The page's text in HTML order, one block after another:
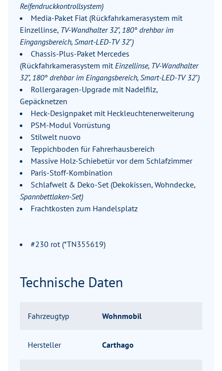
Reifendruckkontrollsystem)
Media-Paket Fiat (Rückfahrkamerasystem mit
Einzellinse, TV-Wandhalter 32", 180° drehbar im
Eingangsbereich, Smart-LED-TV 32")
Chassis-Plus-Paket Mercedes
(Rückfahrkamerasystem mitEinzellinse, TV-Wandhalter
32", 180° drehbar im Eingangsbereich, Smart-LED-TV 32")
Rollergaragen-Upgrade mit Nadelfilz,
Gepäcknetzen
Heck-Designpaket mit Heckleuchtenerweiterung
PSM-Modul Vorrüstung
Stilwelt nuovo
Teppichboden für Fahrerhausbereich
Massive Holz-Schiebetür vor dem Schlafzimmer
Paris-Stoff-Kombination
Schlafwelt & Deko-Set (Dekokissen, Wohndecke,
Spannbettlaken-Set)
Frachtkosten zum Handelsplatz
#230 rot (*TN355619)
Technische Daten
Fahrzeugtyp Wohnmobil
Hersteller Carthago